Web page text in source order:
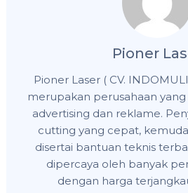
Pioner
Pioner Laser ( CV.
merupakan perusahaan
advertising dan reklame.
cutting yang cepat,
disertai bantuan teknis
dipercaya oleh banyak
dengan harga